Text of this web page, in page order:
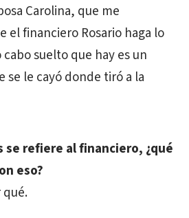
Carolina, que me
el financiero Rosario haga lo
suelto que hay es un
se le cayó donde tiró a la
se refiere al financiero, ¿qué
eso?
qué.